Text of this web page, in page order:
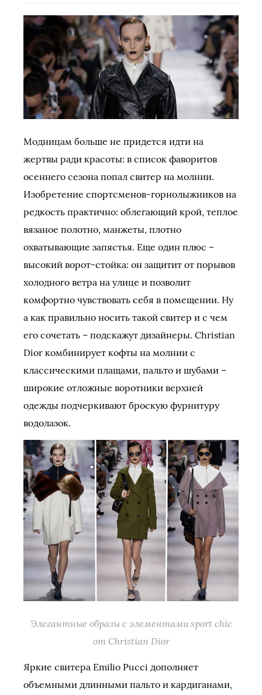
Модницам больше не придется идти на
жертвы ради красоты: в список фаворитов
осеннего сезона попал свитер на молнии.
Изобретение спортсменов-горнолыжников на
редкость практично: облегающий крой, теплое
вязаное полотно, манжеты, плотно
охватывающие запястья. Еще один плюс –
высокий ворот-стойка: он защитит от порывов
холодного ветра на улице и позволит
комфортно чувствовать себя в помещении. Ну
а как правильно носить такой свитер и с чем
его сочетать – подскажут дизайнеры. Christian
Dior комбинирует кофты на молнии с
классическими плащами, пальто и шубами –
широкие отложные воротники верхней
одежды подчеркивают броскую фурнитуру
водолазок.
Элегантные образы с элементами sport chic
от Christian Dior
Яркие свитера Emilio Pucci дополняет
объемными длинными пальто и кардиганами,